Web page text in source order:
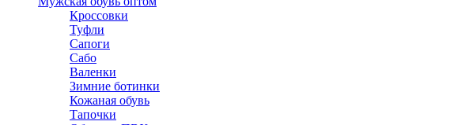
Кроссовки
Туфли
Сапоги
Сабо
Валенки
Зимние ботинки
Кожаная обувь
Тапочки